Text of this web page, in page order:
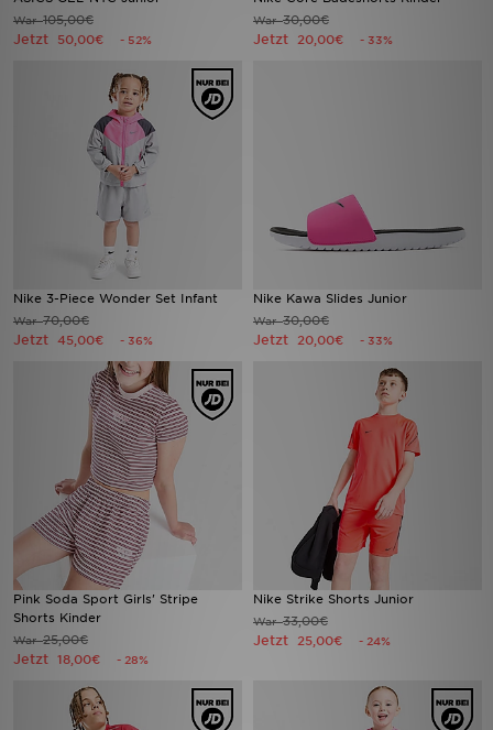
War105,00€
Jetzt 50,00€ - 52%
War30,00€
Jetzt 20,00€ - 33%
Nike 3-Piece Wonder Set Infant
War70,00€
Jetzt 45,00€ - 36%
Nike Kawa Slides Junior
War30,00€
Jetzt 20,00€ - 33%
Pink Soda Sport Girls' Stripe
Shorts Kinder
War25,00€
Jetzt 18,00€ - 28%
Nike Strike Shorts Junior
War33,00€
Jetzt 25,00€ - 24%
Bestellverfolgung
Hilfe & Kontakt
Trending Styles